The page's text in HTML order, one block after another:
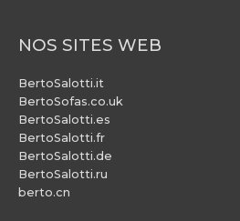
NOS SITES WEB
BertoSalotti.it
BertoSofas.co.uk
BertoSalotti.es
BertoSalotti.fr
BertoSalotti.de
BertoSalotti.ru
berto.cn